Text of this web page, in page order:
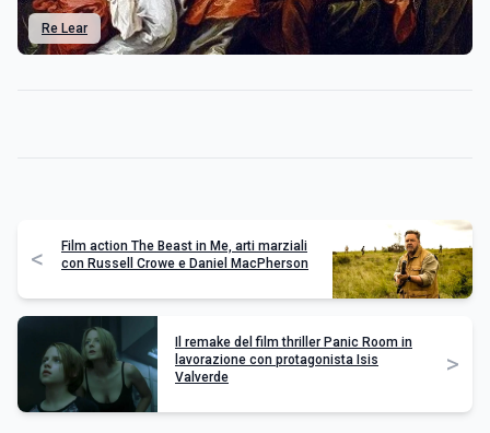
Re Lear
<
Film action The Beast in Me, arti marziali
con Russell Crowe e Daniel MacPherson
Il remake del film thriller Panic Room in
lavorazione con protagonista Isis
Valverde
>